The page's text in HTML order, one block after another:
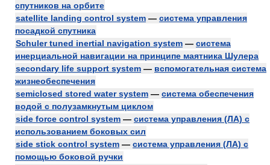
спутников на орбите
satellite landing control system — система управления
посадкой спутника
Schuler tuned inertial navigation system — система
инерциальной навигации на принципе маятника Шулера
secondary life support system — вспомогательная система
жизнеобеспечения
semiclosed stored water system — система обеспечения
водой с полузамкнутым циклом
side force control system — система управления (ЛА) с
использованием боковых сил
side stick control system — система управления (ЛА) с
помощью боковой ручки